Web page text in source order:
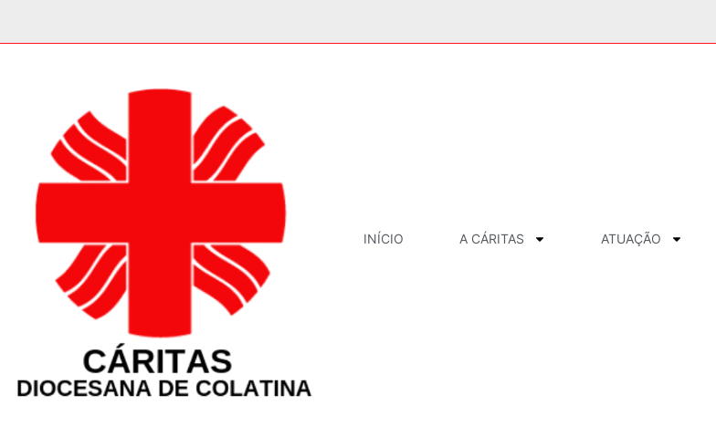
INÍCIO A CÁRITAS ATUAÇÃO